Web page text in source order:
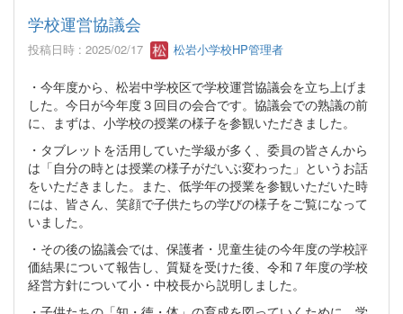
学校運営協議会
投稿日時 : 2025/02/17 松岩小学校HP管理者
・今年度から、松岩中学校区で学校運営協議会を立ち上げま
した。今日が今年度３回目の会合です。協議会での熟議の前
に、まずは、小学校の授業の様子を参観いただきました。
・タブレットを活用していた学級が多く、委員の皆さんから
は「自分の時とは授業の様子がだいぶ変わった」というお話
をいただきました。また、低学年の授業を参観いただいた時
には、皆さん、笑顔で子供たちの学びの様子をご覧になって
いました。
・その後の協議会では、保護者・児童生徒の今年度の学校評
価結果について報告し、質疑を受けた後、令和７年度の学校
経営方針について小・中校長から説明しました。